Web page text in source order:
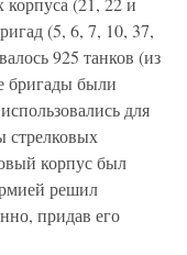
(5, 6, 7, 10, 37,
925 танков (из
бригады были
для
стрелковых
корпус был
решил
придав его